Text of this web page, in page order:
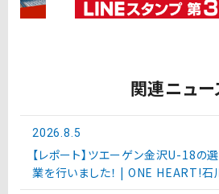
関連ニュー
2026.8.5
【レポート】ツエーゲン金沢U-18
業を行いました！ | ONE HEART!石